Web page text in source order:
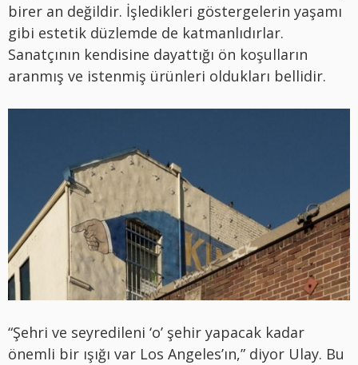
birer an değildir. İşledikleri göstergelerin yaşamı
gibi estetik düzlemde de katmanlıdırlar.
Sanatçının kendisine dayattığı ön koşulların
aranmış ve istenmiş ürünleri oldukları bellidir.
“Şehri ve seyredileni ‘o’ şehir yapacak kadar
önemli bir ışığı var Los Angeles’ın,” diyor Ulay. Bu